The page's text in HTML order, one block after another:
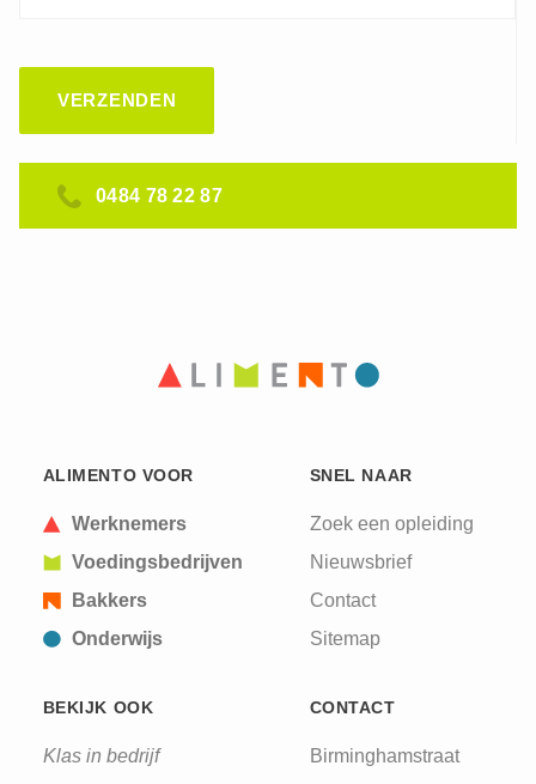
0484 78 22 87
ALIMENTO VOOR
Werknemers
Voedingsbedrijven
Bakkers
Onderwijs
SNEL NAAR
Zoek een opleiding
Nieuwsbrief
Contact
Sitemap
BEKIJK OOK
Klas in bedrijf
CONTACT
Birminghamstraat